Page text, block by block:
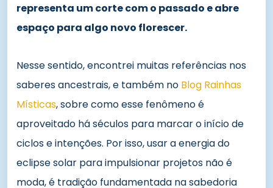
representa um corte com o passado e abre
espaço para algo novo florescer.
Nesse sentido, encontrei muitas referências nos
saberes ancestrais, e também no Blog Rainhas
Místicas, sobre como esse fenômeno é
aproveitado há séculos para marcar o início de
ciclos e intenções. Por isso, usar a energia do
eclipse solar para impulsionar projetos não é
moda, é tradição fundamentada na sabedoria